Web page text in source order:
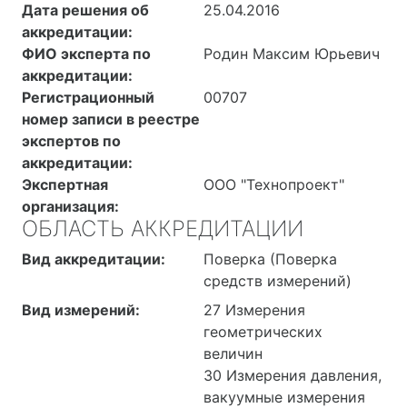
Дата решения об
аккредитации:
25.04.2016
ФИО эксперта по
аккредитации:
Родин Максим Юрьевич
Регистрационный
номер записи в реестре
экспертов по
аккредитации:
00707
Экспертная
организация:
ООО "Технопроект"
ОБЛАСТЬ АККРЕДИТАЦИИ
Вид аккредитации:
Поверка (Поверка
средств измерений)
Вид измерений:
27 Измерения
геометрических
величин
30 Измерения давления,
вакуумные измерения